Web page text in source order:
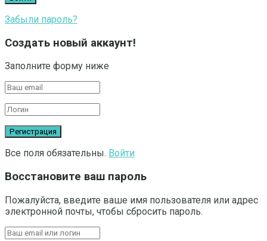
Забыли пароль?
Создать новый аккаунт!
Заполните форму ниже
Все поля обязательны. Войти
Восстановите ваш пароль
Пожалуйста, введите ваше имя пользователя или адрес
электронной почты, чтобы сбросить пароль.